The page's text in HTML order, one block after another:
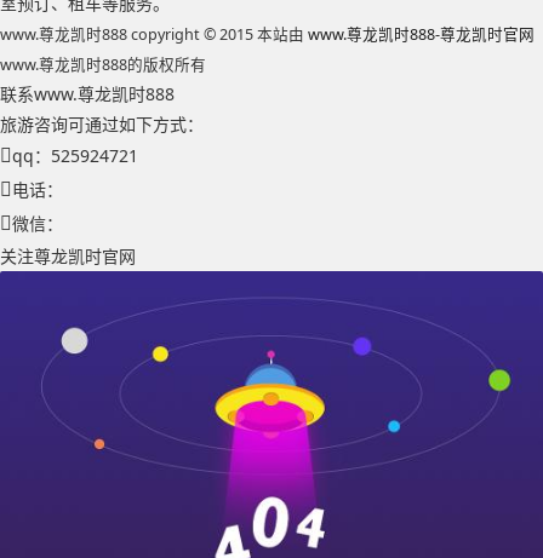
www.尊龙凯时888 copyright © 2015 本站由 www.尊龙凯时888-尊龙凯时官网
www.尊龙凯时888的版权所有
联系www.尊龙凯时888
旅游咨询可通过如下方式：
qq：525924721
电话：
微信：
关注尊龙凯时官网